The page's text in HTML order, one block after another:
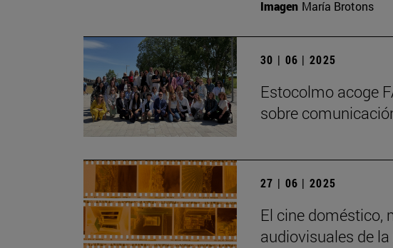
Imagen María Brotons
30 | 06 | 2025
Estocolmo acoge
sobre
27 | 06 | 2025
El cine doméstico,
audiovisuales de